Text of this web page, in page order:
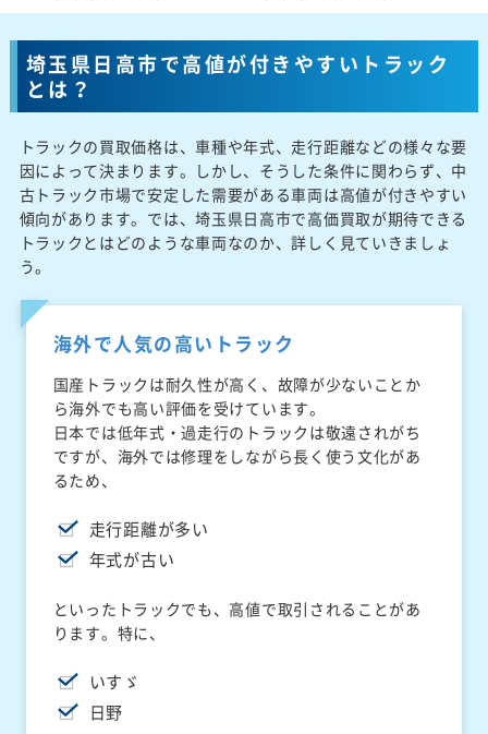
埼玉県日高市で高値が付きやすいトラック
とは？
トラックの買取価格は、車種や年式、走行距離などの様々な要
因によって決まります。しかし、そうした条件に関わらず、中
古トラック市場で安定した需要がある車両は高値が付きやすい
傾向があります。では、埼玉県日高市で高価買取が期待できる
トラックとはどのような車両なのか、詳しく見ていきましょ
う。
海外で人気の高いトラック
国産トラックは耐久性が高く、故障が少ないことか
ら海外でも高い評価を受けています。
日本では低年式・過走行のトラックは敬遠されがち
ですが、海外では修理をしながら長く使う文化があ
るため、
走行距離が多い
年式が古い
といったトラックでも、高値で取引されることがあ
ります。特に、
いすゞ
日野